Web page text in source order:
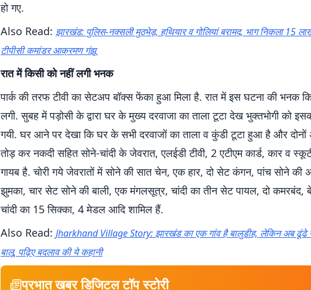
हो गए.
Also Read: झारखंड: पुलिस-नक्सली मुठभेड़, हथियार व गोलियां बरामद, भाग निकला 15
टीपीसी कमांडर आक्रमण गंझू‌
रात में किसी को नहीं लगी भनक
पार्क की तरफ टीवी का सेटअप बॉक्स फेंका हुआ मिला है. रात में इस घटना की भनक
लगी. सुबह में पड़ोसी के द्वारा घर के मुख्य दरवाजा का ताला टूटा देख भुक्तभोगी को
गयी. घर आने पर देखा कि घर के सभी दरवाजों का ताला व कुंडी टूटा हुआ है और दोनों
तोड़ कर नकदी सहित सोने-चांदी के जेवरात, एलईडी टीवी, 2 एटीएम कार्ड, कार व
गायब है. चोरी गये जेवरातों में सोने की सात चेन, एक हार, दो सेट कंगन, पांच सोने की
झुमका, चार सेट सोने की बाली, एक मंगलसूत्र, चांदी का तीन सेट पायल, दो कमरबंद,
चांदी का 15 सिक्का, 4 मेडल आदि शामिल हैं.
Also Read: Jharkhand Village Story: झारखंड का एक गांव है बालुडीह, लेकिन अब ढूंढे
बालू, पढ़िए बदलाव की ये कहानी
प्रभात खबर डिजिटल टॉप स्टोरी